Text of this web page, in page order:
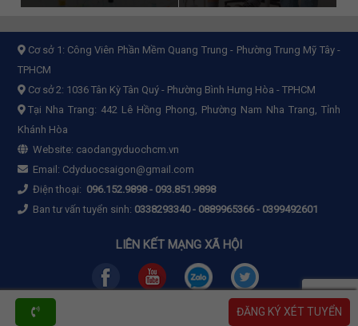
ĐĂNG KÝ XÉT TUYỂN
Cơ sở 1: Công Viên Phần Mềm Quang Trung - Phường Trung Mỹ Tây -
TPHCM
Cơ sở 2: 1036 Tân Kỳ Tân Quý - Phường Bình Hưng Hòa - TPHCM
Tại Nha Trang: 442 Lê Hồng Phong, Phường Nam Nha Trang, Tỉnh
Khánh Hòa
Website: caodangyduochcm.vn
Email: Cdyduocsaigon@gmail.com
Điện thoại: 096.152.9898- 093.851.9898
Ban tư vấn tuyển sinh: 0338293340 - 0889965366 - 0399492601
LIÊN KẾT MẠNG XÃ HỘI